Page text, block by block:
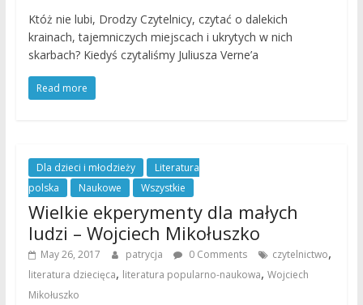
Któż nie lubi, Drodzy Czytelnicy, czytać o dalekich
krainach, tajemniczych miejscach i ukrytych w nich
skarbach? Kiedyś czytaliśmy Juliusza Verne’a
Read more
Dla dzieci i młodzieży
Literatura
polska
Naukowe Wszystkie
Wielkie ekperymenty dla małych
ludzi – Wojciech Mikołuszko
May 26, 2017 patrycja 0 Comments czytelnictwo,
literatura dziecięca, literatura popularno-naukowa, Wojciech
Mikołuszko